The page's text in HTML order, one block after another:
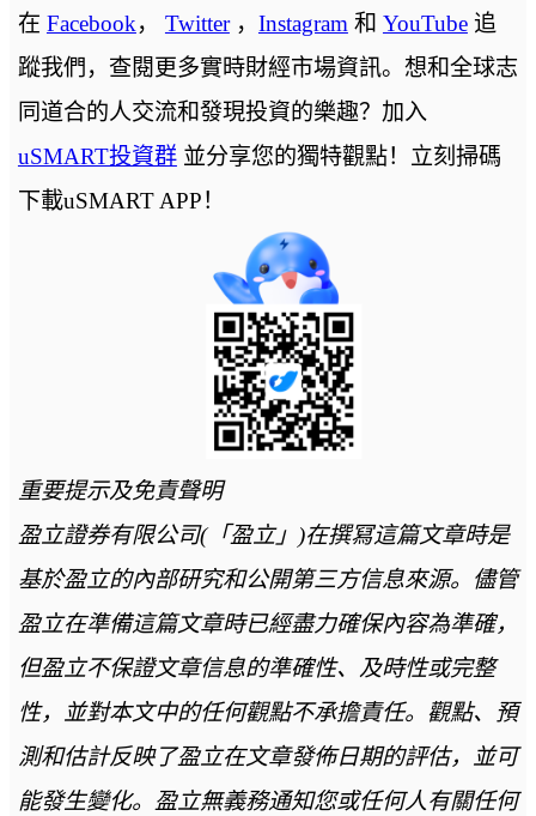
在 Facebook， Twitter， Instagram 和 YouTube追
蹤我們，查閱更多實時財經市場資訊。想和全球志
同道合的人交流和發現投資的樂趣？加入
uSMART投資群並分享您的獨特觀點！立刻掃碼
下載uSMART APP！
重要提示及免責聲明
盈立證券有限公司(「盈立」)在撰冩這篇文章時是
基於盈立的內部研究和公開第三方信息來源。儘管
盈立在準備這篇文章時已經盡力確保內容為準確，
但盈立不保證文章信息的準確性、及時性或完整
性，並對本文中的任何觀點不承擔責任。觀點、預
測和估計反映了盈立在文章發佈日期的評估，並可
能發生變化。盈立無義務通知您或任何人有關任何